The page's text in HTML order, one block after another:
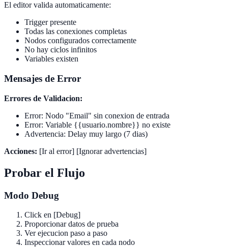
El editor valida automaticamente:
Trigger presente
Todas las conexiones completas
Nodos configurados correctamente
No hay ciclos infinitos
Variables existen
Mensajes de Error
Errores de Validacion:
Error: Nodo "Email" sin conexion de entrada
Error: Variable {{usuario.nombre}} no existe
Advertencia: Delay muy largo (7 dias)
Acciones: [Ir al error] [Ignorar advertencias]
Probar el Flujo
Modo Debug
Click en [Debug]
Proporcionar datos de prueba
Ver ejecucion paso a paso
Inspeccionar valores en cada nodo